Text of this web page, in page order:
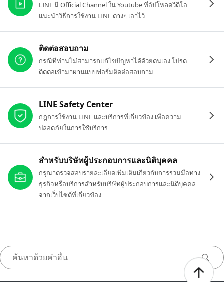
LINE มี Official Channel ใน Youtube ที่อัปโหลดวิดีโอ
แนะนำวิธีการใช้งาน LINE ต่างๆ เอาไว้
ติดต่อสอบถาม
กรณีที่ท่านไม่สามารถแก้ไขปัญหาได้ด้วยตนเอง โปรด
ติดต่อเข้ามาผ่านแบบฟอร์มติดต่อสอบถาม
LINE Safety Center
กฎการใช้งาน LINE และบริการที่เกี่ยวข้อง เพื่อความ
ปลอดภัยในการใช้บริการ
สำหรับบริษัทผู้ประกอบการและนิติบุคคล
กรุณาตรวจสอบรายละเอียดเพิ่มเติมเกี่ยวกับการร่วมมือทาง
ธุรกิจหรือบริการสำหรับบริษัทผู้ประกอบการและนิติบุคคล
จากเว็บไซต์ที่เกี่ยวข้อง